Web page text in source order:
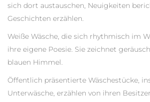
sich dort austauschen, Neuigkeiten
Geschichten erzählen.
Weiße Wäsche, die sich rhythmisch im
ihre eigene Poesie. Sie zeichnet
blauen Himmel.
Öffentlich präsentierte Wäschestücke,
Unterwäsche, erzählen von ihren